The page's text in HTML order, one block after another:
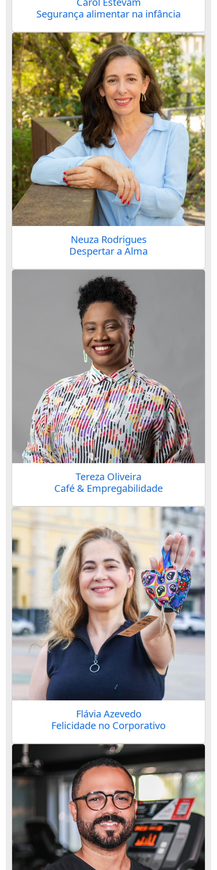
Segurança alimentar na infância
Neuza Rodrigues
Despertar a Alma
Tereza Oliveira
Café & Empregabilidade
Flávia Azevedo
Felicidade no Corporativo